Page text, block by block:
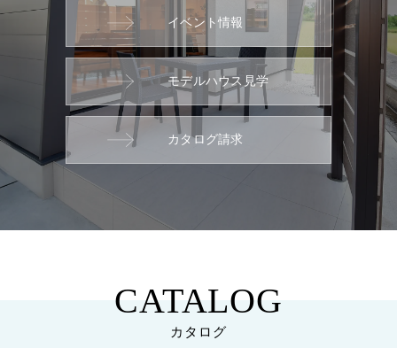
イベント情報
モデルハウス見学
カタログ請求
CATALOG
カタログ